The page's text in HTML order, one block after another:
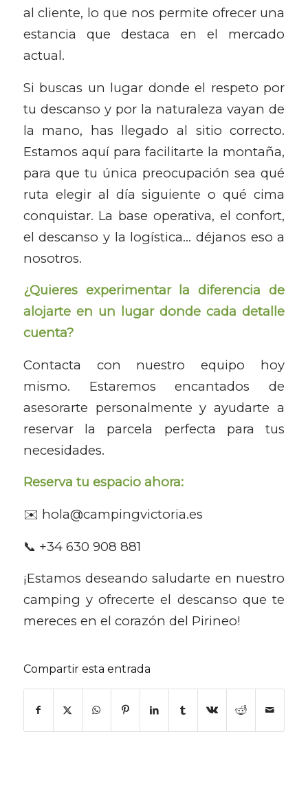
al cliente, lo que nos permite ofrecer una
estancia que destaca en el mercado
actual.
Si buscas un lugar donde el respeto por
tu descanso y por la naturaleza vayan de
la mano, has llegado al sitio correcto.
Estamos aquí para facilitarte la montaña,
para que tu única preocupación sea qué
ruta elegir al día siguiente o qué cima
conquistar. La base operativa, el confort,
el descanso y la logística… déjanos eso a
nosotros.
¿Quieres experimentar la diferencia de
alojarte en un lugar donde cada detalle
cuenta?
Contacta con nuestro equipo hoy
mismo. Estaremos encantados de
asesorarte personalmente y ayudarte a
reservar la parcela perfecta para tus
necesidades.
Reserva tu espacio ahora:
✉️ hola@campingvictoria.es
📞 +34 630 908 881
¡Estamos deseando saludarte en nuestro
camping y ofrecerte el descanso que te
mereces en el corazón del Pirineo!
Compartir esta entrada